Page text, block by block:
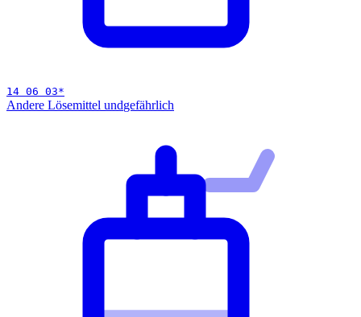
14 06 03*
Andere Lösemittel undgefährlich